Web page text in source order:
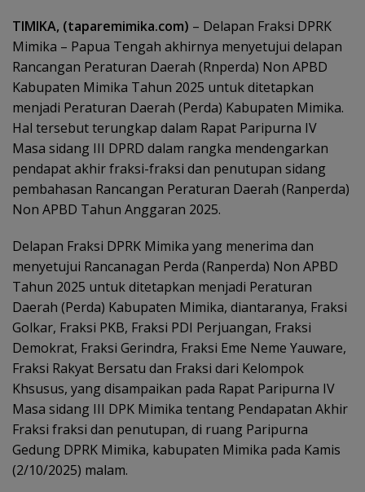
TIMIKA, (taparemimika.com) – Delapan Fraksi DPRK
Mimika – Papua Tengah akhirnya menyetujui delapan
Rancangan Peraturan Daerah (Rnperda) Non APBD
Kabupaten Mimika Tahun 2025 untuk ditetapkan
menjadi Peraturan Daerah (Perda) Kabupaten Mimika.
Hal tersebut terungkap dalam Rapat Paripurna IV
Masa sidang III DPRD dalam rangka mendengarkan
pendapat akhir fraksi-fraksi dan penutupan sidang
pembahasan Rancangan Peraturan Daerah (Ranperda)
Non APBD Tahun Anggaran 2025.
Delapan Fraksi DPRK Mimika yang menerima dan
menyetujui Rancanagan Perda (Ranperda) Non APBD
Tahun 2025 untuk ditetapkan menjadi Peraturan
Daerah (Perda) Kabupaten Mimika, diantaranya, Fraksi
Golkar, Fraksi PKB, Fraksi PDI Perjuangan, Fraksi
Demokrat, Fraksi Gerindra, Fraksi Eme Neme Yauware,
Fraksi Rakyat Bersatu dan Fraksi dari Kelompok
Khsusus, yang disampaikan pada Rapat Paripurna IV
Masa sidang III DPK Mimika tentang Pendapatan Akhir
Fraksi fraksi dan penutupan, di ruang Paripurna
Gedung DPRK Mimika, kabupaten Mimika pada Kamis
(2/10/2025) malam.